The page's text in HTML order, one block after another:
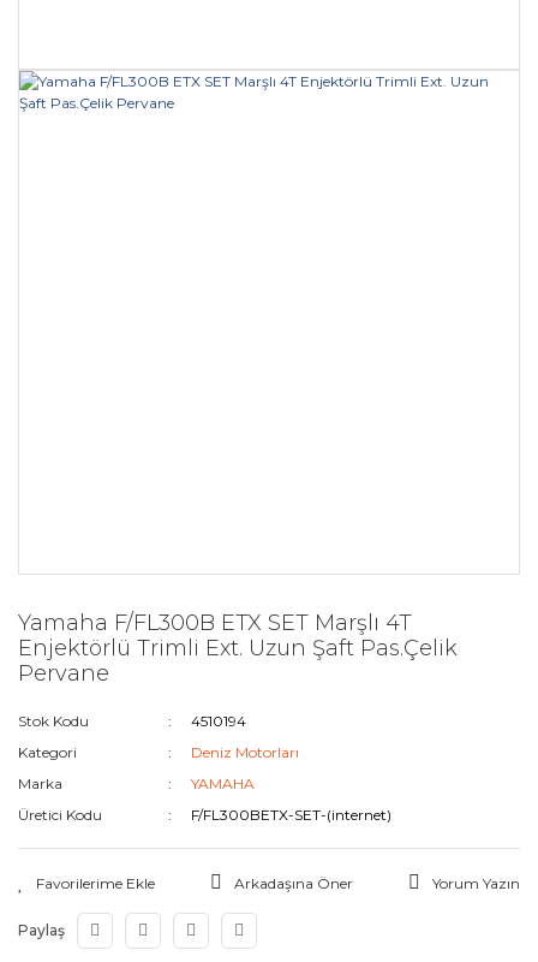
Yamaha F/FL300B ETX SET Marşlı 4T
Enjektörlü Trimli Ext. Uzun Şaft Pas.Çelik
Pervane
Stok Kodu
4510194
Kategori
Deniz Motorları
Marka
YAMAHA
Üretici Kodu
F/FL300BETX-SET-(internet)
Arkadaşına Öner Yorum Yazın
Paylaş